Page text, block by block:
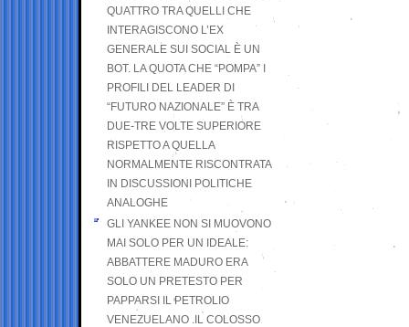
QUATTRO TRA QUELLI CHE
INTERAGISCONO L’EX
GENERALE SUI SOCIAL È UN
BOT. LA QUOTA CHE “POMPA” I
PROFILI DEL LEADER DI
“FUTURO NAZIONALE” È TRA
DUE-TRE VOLTE SUPERIORE
RISPETTO A QUELLA
NORMALMENTE RISCONTRATA
IN DISCUSSIONI POLITICHE
ANALOGHE
GLI YANKEE NON SI MUOVONO
MAI SOLO PER UN IDEALE:
ABBATTERE MADURO ERA
SOLO UN PRETESTO PER
PAPPARSI IL PETROLIO
VENEZUELANO .IL COLOSSO